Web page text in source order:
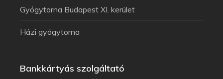
Gyógytorna Budapest XI. kerület
Házi gyógytorna
Bankkártyás szolgáltató